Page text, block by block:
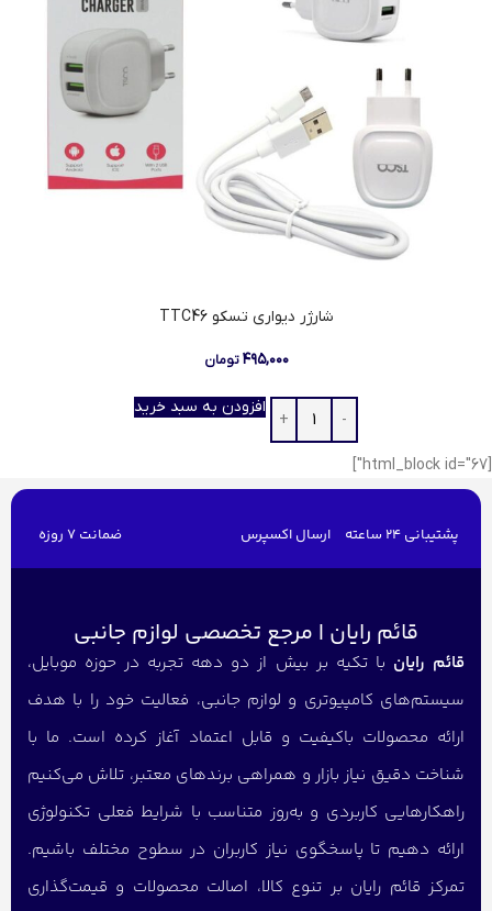
شارژر دیواری تسکو TTC46
۴۹۵,۰۰۰ تومان
افزودن به سبد خرید
[html_block id="67"]
پشتیبانی 24 ساعته ارسال اکسپرس ضمانت 7 روزه
قائم رایان | مرجع تخصصی لوازم جانبی
قائم رایان با تکیه بر بیش از دو دهه تجربه در حوزه موبایل،
سیستم‌های کامپیوتری و لوازم جانبی، فعالیت خود را با هدف
ارائه محصولات باکیفیت و قابل اعتماد آغاز کرده است. ما با
شناخت دقیق نیاز بازار و همراهی برندهای معتبر، تلاش می‌کنیم
راهکارهایی کاربردی و به‌روز متناسب با شرایط فعلی تکنولوژی
ارائه دهیم تا پاسخگوی نیاز کاربران در سطوح مختلف باشیم.
تمرکز قائم رایان بر تنوع کالا، اصالت محصولات و قیمت‌گذاری